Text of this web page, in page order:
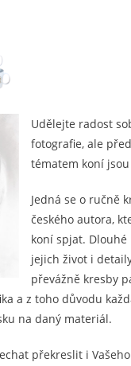
Udělejte radost
fotografie, ale
tématem koní
Jedná se o ručně
českého autora,
koní spjat. Dlouhé
jejich život i
převážně kresby
a z toho důvodu
na daný materiál.
překreslit i